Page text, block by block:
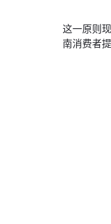
这一原则
南消费者